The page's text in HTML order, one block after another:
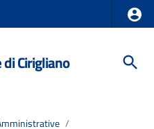
Cirigliano
/